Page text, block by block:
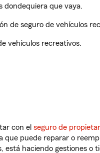
dondequiera que vaya.
de seguro de vehículos
vehículos recreativos.
con el seguro de
que puede reparar o
está haciendo gestiones o